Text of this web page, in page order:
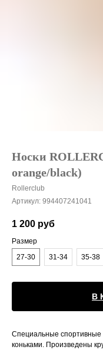
Носки
orange/black)
Rollerclub
Артикул: 994407241041
1 200 руб
Размер
27-30
31-34 35-38
В
Специальные спортивные
коньками. Произведены